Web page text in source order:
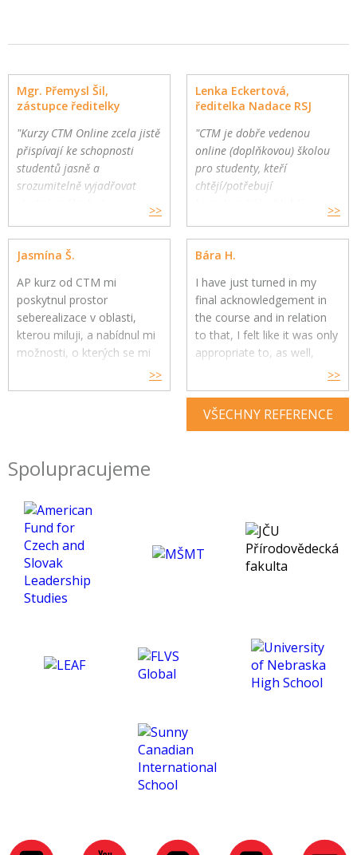
Mgr. Přemysl Šil,
zástupce ředitelky
"Kurzy CTM Online zcela jistě
přispívají ke schopnosti
studentů jasně a
srozumitelně vyjadřovat
Gymnázium a Jazyková škola
s právem státní jazykové
zkoušky, Zlín
>>
Lenka Eckertová,
ředitelka Nadace RSJ
"CTM je dobře vedenou
online (doplňkovou) školou
pro studenty, kteří
chtějí/potřebují
mohou využít CTM Online
pro své přemýšlivé žáky a
>>
Jasmína Š.
AP kurz od CTM mi
poskytnul prostor
seberealizace v oblasti,
kterou miluji, a nabídnul mi
možnosti, o kterých se mi
jsem si uvědomila, co mě
ale i koníčcích.
>>
Bára H.
I have just turned in my
final acknowledgement in
the course and in relation
to that, I felt like it was only
appropriate to, as well,
gratitude for your constant
help throughout the year.
much deeper insight into
psychology. Thank you for
being an exceptional tutor
>>
VŠECHNY REFERENCE
Spolupracujeme